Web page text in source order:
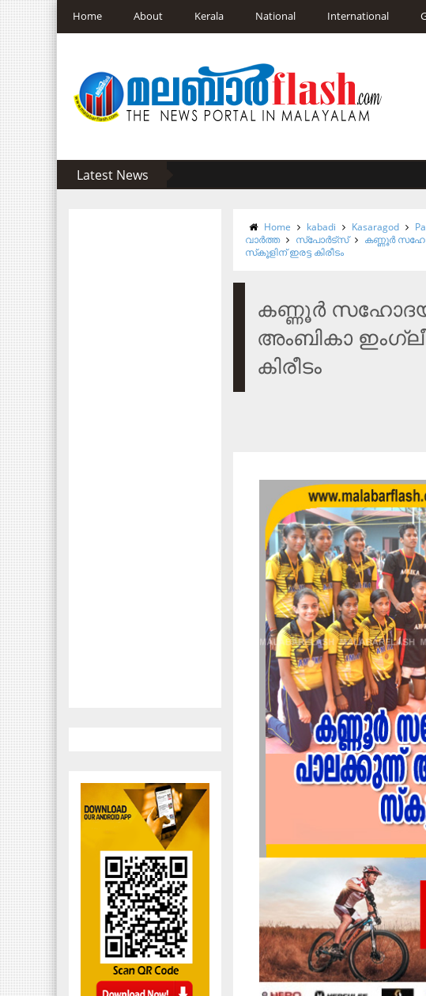
Home About Kerala National International
Latest News
Home kabadi Kasaragod
വാര്‍ത്ത
സ്പോർട്സ്
കണ്ണൂര്‍
സ്‌കൂളിന് ഇരട്ട കിരീടം
കണ്ണൂര്‍
അംബികാ
കിരീടം